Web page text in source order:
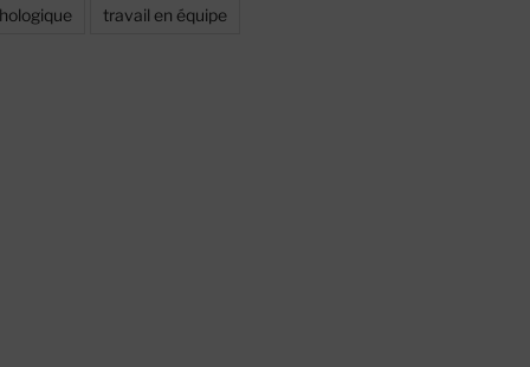
travail en équipe